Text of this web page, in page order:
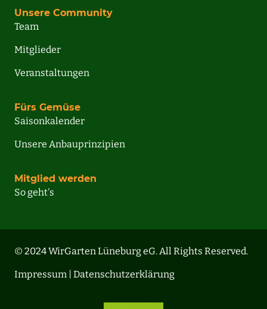
Unsere Community
Team
Mitglieder
Veranstaltungen
Fürs Gemüse
Saisonkalender
Unsere Anbauprinzipien
Mitglied werden
So geht's
© 2024 WirGarten Lüneburg eG. All Rights Reserved.
Impressum | Datenschutzerklärung